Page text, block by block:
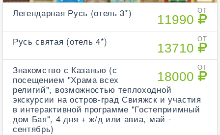
ОТ
11990
Легендарная Русь (отель 3*)
ОТ
13710
Русь святая (отель 4*)
ОТ
18000
Знакомство с Казанью (с
посещением "Храма всех
религий", возможностью теплоходной
экскурсии на остров-град Свияжск и участия
в интерактивной программе "Гостеприимный
дом Бая", 4 дня + ж/д или авиа, май -
сентябрь)